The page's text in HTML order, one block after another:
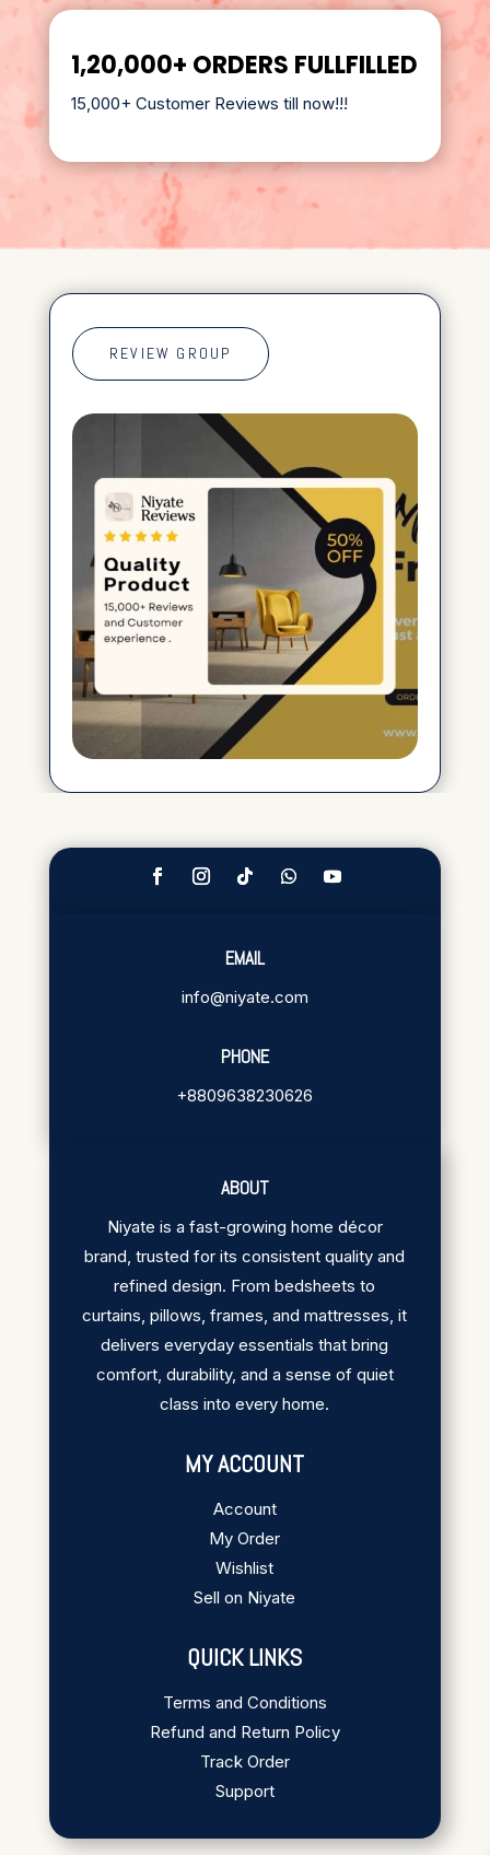
1,20,000+ ORDERS FULLFILLED
15,000+ Customer Reviews till now!!!
REVIEW GROUP
EMAIL
info@niyate.com
PHONE
+8809638230626
ABOUT
Niyate is a fast-growing home décor
brand, trusted for its consistent quality and
refined design. From bedsheets to
curtains, pillows, frames, and mattresses, it
delivers everyday essentials that bring
comfort, durability, and a sense of quiet
class into every home.
MY ACCOUNT
Account
My Order
Wishlist
Sell on Niyate
QUICK LINKS
Terms and Conditions
Refund and Return Policy
Track Order
Support